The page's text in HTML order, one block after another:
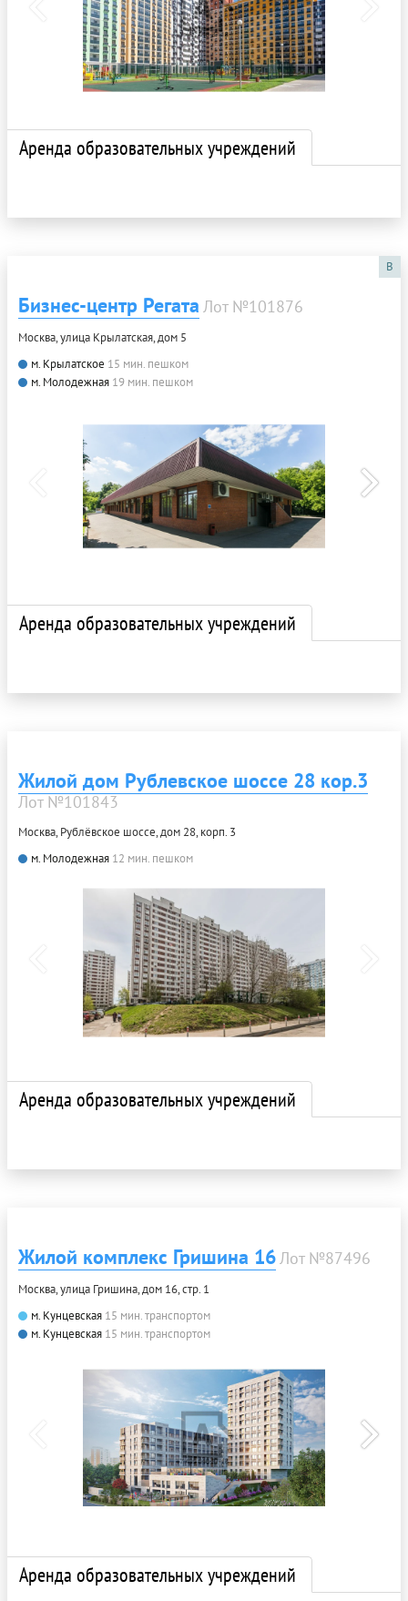
Аренда образовательных учреждений
B
Бизнес-центр Регата Лот №101876
Москва, улица Крылатская, дом 5
м. Крылатское 15 мин. пешком
м. Молодежная 19 мин. пешком
Аренда образовательных учреждений
Жилой дом Рублевское шоссе 28 кор.3
Лот №101843
Москва, Рублёвское шоссе, дом 28, корп. 3
м. Молодежная 12 мин. пешком
Аренда образовательных учреждений
Жилой комплекс Гришина 16Лот №87496
Москва, улица Гришина, дом 16, стр. 1
м. Кунцевская 15 мин. транспортом
м. Кунцевская 15 мин. транспортом
Аренда образовательных учреждений